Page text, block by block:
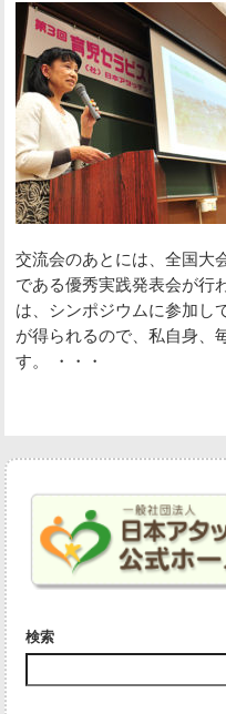
交流会のあとには、全国大
である優秀実践発表会が行
は、シンポジウムに参加し
が得られるので、私自身、
す。 ・・・
検索